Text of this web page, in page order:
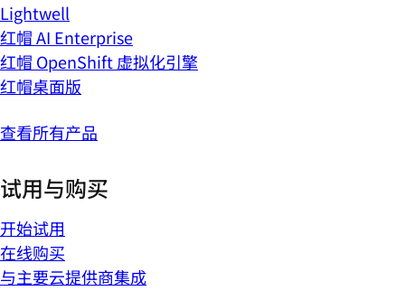
Lightwell
红帽 AI Enterprise
红帽 OpenShift 虚拟化引擎
红帽桌面版
查看所有产品
试用与购买
开始试用
在线购买
与主要云提供商集成